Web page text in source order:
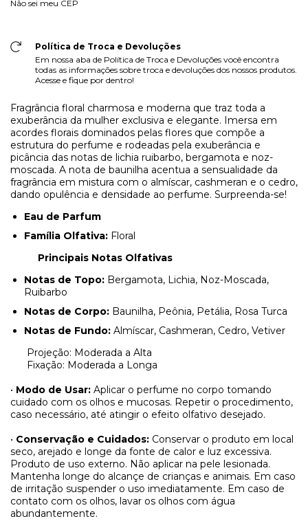
Não sei meu CEP
Política de Troca e Devoluções
Em nossa aba de Política de Troca e Devoluções você encontra
todas as informações sobre troca e devoluções dos nossos produtos.
Acesse e fique por dentro!
Fragrância floral charmosa e moderna que traz toda a
exuberância da mulher exclusiva e elegante. Imersa em
acordes florais dominados pelas flores que compõe a
estrutura do perfume e rodeadas pela exuberância e
picância das notas de lichia ruibarbo, bergamota e noz-
moscada. A nota de baunilha acentua a sensualidade da
fragrância em mistura com o almíscar, cashmeran e o cedro,
dando opulência e densidade ao perfume. Surpreenda-se!
Eau de Parfum
Família Olfativa: Floral
Principais Notas Olfativas
Notas de Topo: Bergamota, Lichia, Noz-Moscada,
Ruibarbo
Notas de Corpo: Baunilha, Peônia, Petália, Rosa Turca
Notas de Fundo: Almíscar, Cashmeran, Cedro, Vetiver
Projeção: Moderada a Alta
Fixação: Moderada a Longa
• Modo de Usar: Aplicar o perfume no corpo tomando
cuidado com os olhos e mucosas. Repetir o procedimento,
caso necessário, até atingir o efeito olfativo desejado.
• Conservação e Cuidados: Conservar o produto em local
seco, arejado e longe da fonte de calor e luz excessiva.
Produto de uso externo. Não aplicar na pele lesionada.
Mantenha longe do alcançe de crianças e animais. Em caso
de irritação suspender o uso imediatamente. Em caso de
contato com os olhos, lavar os olhos com água
abundantemente.